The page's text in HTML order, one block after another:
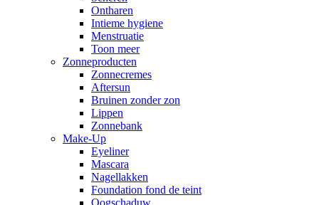
Ontharen
Intieme hygiene
Menstruatie
Toon meer
Zonneproducten
Zonnecremes
Aftersun
Bruinen zonder zon
Lippen
Zonnebank
Make-Up
Eyeliner
Mascara
Nagellakken
Foundation fond de teint
Oogschaduw